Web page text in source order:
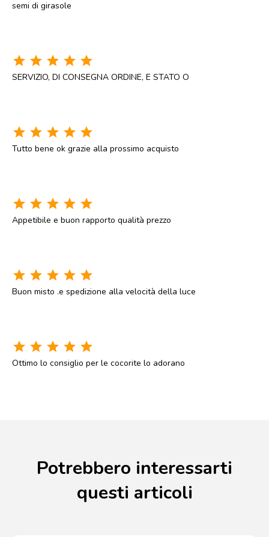
semi di girasole
star star star star star
SERVIZIO, DI CONSEGNA ORDINE, E STATO O
star star star star star
Tutto bene ok grazie alla prossimo acquisto
star star star star star
Appetibile e buon rapporto qualità prezzo
star star star star star
Buon misto .e spedizione alla velocità della luce
star star star star star
Ottimo lo consiglio per le cocorite lo adorano
Potrebbero interessarti
questi articoli